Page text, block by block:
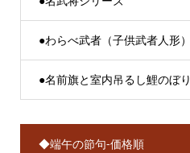
●わらべ武者（子供武者人形）
●名前旗と室内吊るし鯉のぼり
◆端午の節句-価格順